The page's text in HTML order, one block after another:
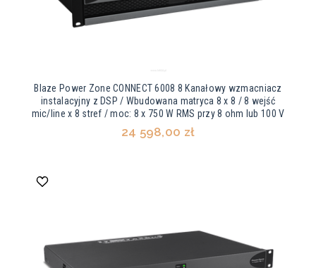
Blaze Power Zone CONNECT 6008 8 Kanałowy wzmacniacz
instalacyjny z DSP / Wbudowana matryca 8 x 8 / 8 wejść
mic/line x 8 stref / moc: 8 x 750 W RMS przy 8 ohm lub 100 V
24 598,00 zł